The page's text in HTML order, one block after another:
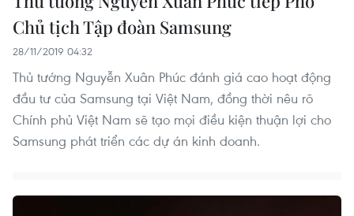
Chủ tịch Tập đoàn Samsung
28/11/2019 04:32
Thủ tướng Nguyễn Xuân Phúc đánh giá cao hoạt động
đầu tư của Samsung tại Việt Nam, đồng thời nêu rõ
Chính phủ Việt Nam sẽ tạo mọi điều kiện thuận lợi cho
Samsung phát triển các dự án kinh doanh.